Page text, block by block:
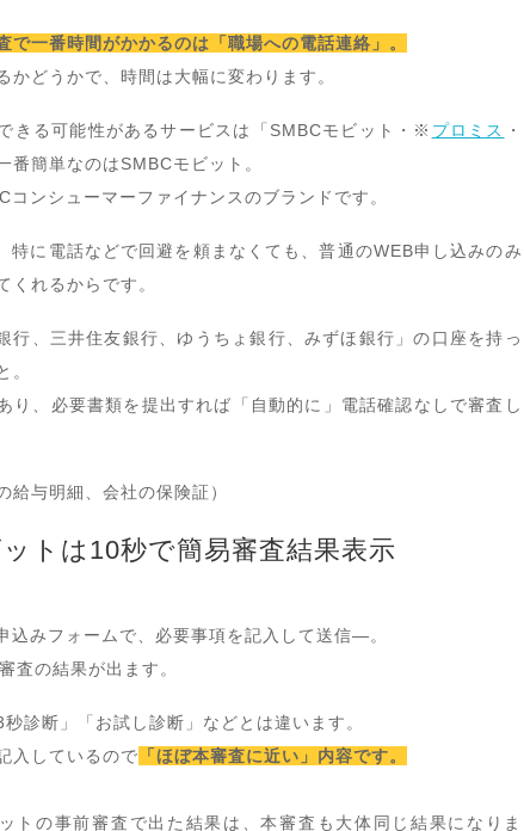
で一番時間がかかるのは「職場への電話連絡」。
かどうかで、時間は大幅に変わります。
きる可能性があるサービスは「SMBCモビット・※ プロミス
・
番簡単なのはSMBCモビット。
ンシューマーファイナンスのブランドです。
特に電話などで回避を頼まなくても、普通のWEB申し込みのみ
くれるからです。
行、三井住友銀行、ゆうちょ銀行、みずほ銀行」の口座を持っ
。
り、必要書類を提出すれば「自動的に」電話確認なしで審査し
給与明細、会社の保険証）
トは10秒で簡易審査結果表示
込みフォームで、必要事項を記入して送信―。
査の結果が出ます。
診断」「お試し診断」などとは違います。
入しているので 「ほぼ本審査に近い」内容です。
トの事前審査で出た結果は、本審査も大体同じ結果になりま